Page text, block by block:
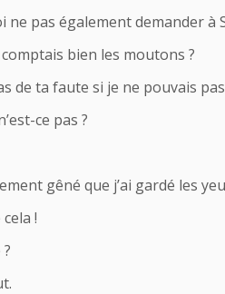
ne pas également demander à
bien les moutons ?
de ta faute si je ne pouvais
ce pas ?
gêné que j’ai gardé les
!